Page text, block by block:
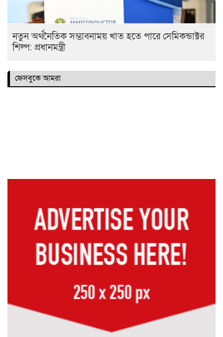
নতুন অর্থনৈতিক সম্ভাবনাময় খাত হতে পারে সেমিকন্ডাক্টর
শিল্প: প্রধানমন্ত্রী
ফেসবুকে আমরা